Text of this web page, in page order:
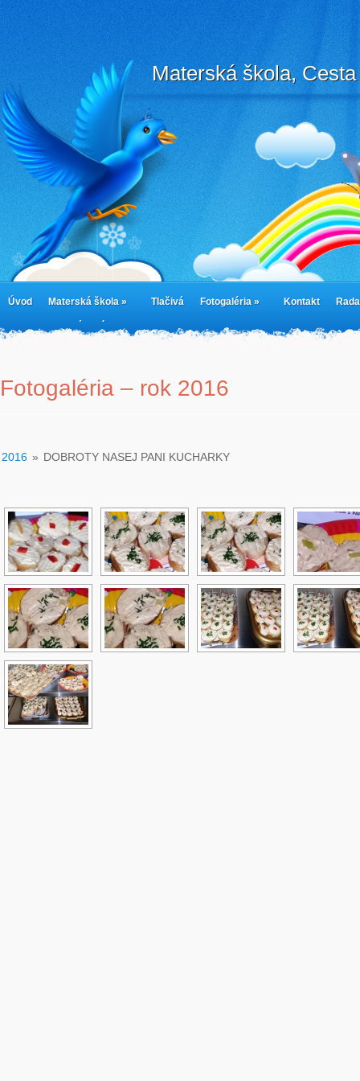
Materská škola,
Úvod Materská škola » Tlačivá Fotogaléria » Kontakt
cookies Jedálny lístok Cookie Policy
Fotogaléria – rok 2016
2016 » DOBROTY NASEJ PANI KUCHARKY